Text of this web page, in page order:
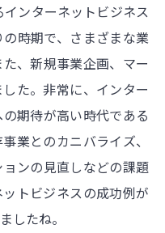
ンターネットビジネス
時期で、さまざまな業
、新規事業企画、マー
た。非常に、インター
期待が高い時代である
業とのカニバライズ、
ンの見直しなどの課題
トビジネスの成功例が
したね。